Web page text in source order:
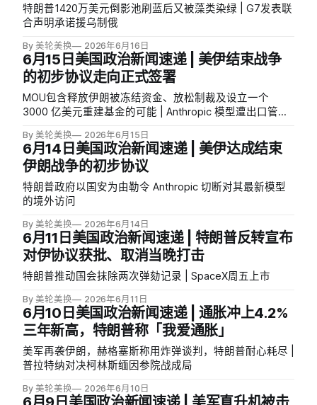
特朗普1420万美元倒影池刷蓝后又被藻类染绿 | G7发表联
合声明承诺援乌制俄
By 美轮美换 2026年6月16日
6月15日美国政治新闻速递 | 美伊结束战争
的初步协议走向正式签署
MOU包含释放伊朗被冻结资金、放松制裁及设立一个
3000 亿美元重建基金的可能 | Anthropic 模型遭出口管制
By 美轮美换 2026年6月15日
6月14日美国政治新闻速递 | 美伊达成结束
伊朗战争的初步协议
特朗普政府以国安为由勒令 Anthropic 切断对其最新模型
的境外访问
By 美轮美换 2026年6月14日
6月11日美国政治新闻速递 | 特朗普反转宣布
对伊协议获批、取消当晚打击
特朗普推动国会抹除两次弹劾记录 | SpaceX周五上市
By 美轮美换 2026年6月11日
6月10日美国政治新闻速递 | 通胀冲上4.2%
三年新高，特朗普称「我爱通胀」
美军再袭伊朗，赫格塞斯称用炸弹谈判，特朗普耐心耗尽 |
普拉特纳对决柯林斯缅因参院战成局
By 美轮美换 2026年6月10日